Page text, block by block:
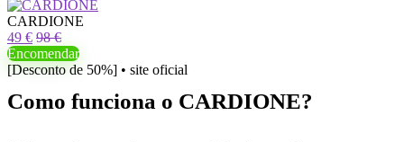
CARDIONE
49 € 98 €
Encomendar
[Desconto de 50%] • site oficial
Como funciona o CARDIONE?